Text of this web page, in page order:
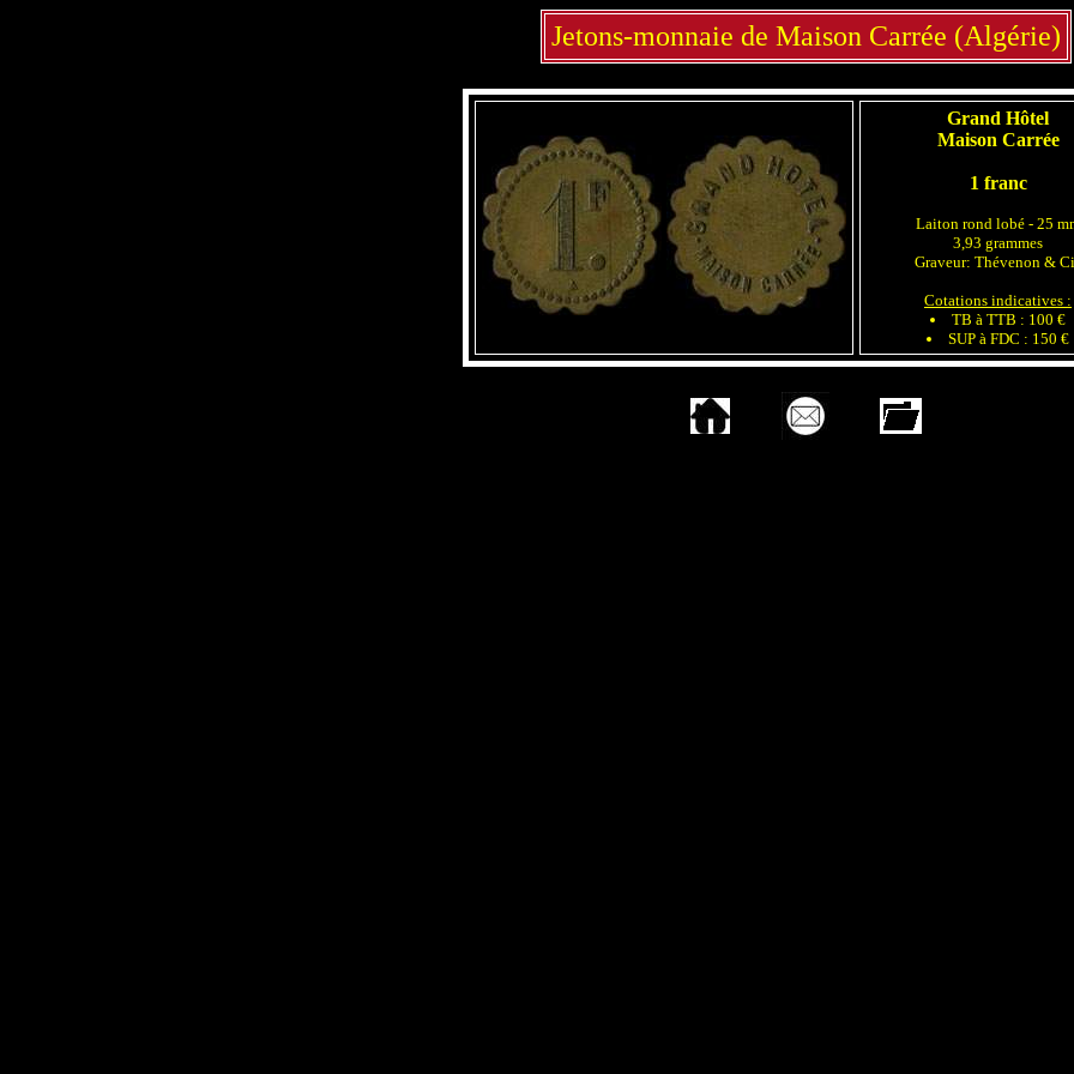
Jetons-monnaie de Maison Carrée (Algérie)
Grand Hôtel
Maison Carrée
1 franc
Laiton rond lobé - 25
3,93 grammes
Graveur: Thévenon &
Cotations indicatives :
TB à TTB : 100 €
SUP à FDC : 150 €